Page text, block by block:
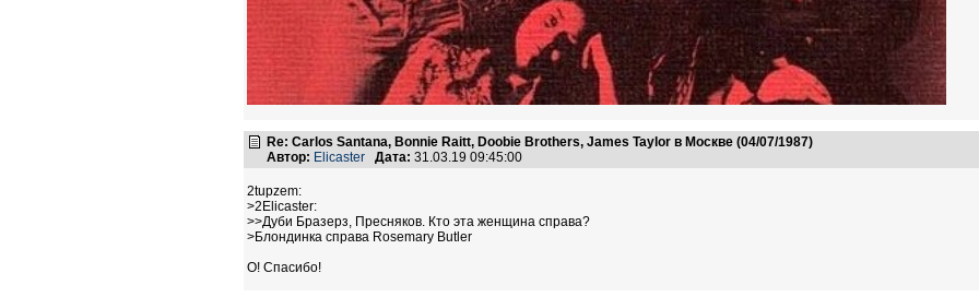
Re: Carlos Santana, Bonnie Raitt, Doobie Brothers, James Taylor в Москве (04/07/1987)
Автор: Elicaster Дата: 31.03.19 09:45:00
2tupzem:
>2Elicaster:
>>Дуби Бразерз, Пресняков. Кто эта женщина справа?
>Блондинка справа Rosemary Butler
О! Спасибо!